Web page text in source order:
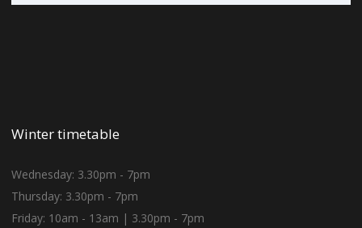
Winter timetable
Wednesday: 3.30pm - 7pm
Thursday: 3.30pm - 7pm
Friday: 10am - 13am | 3.30pm - 7pm